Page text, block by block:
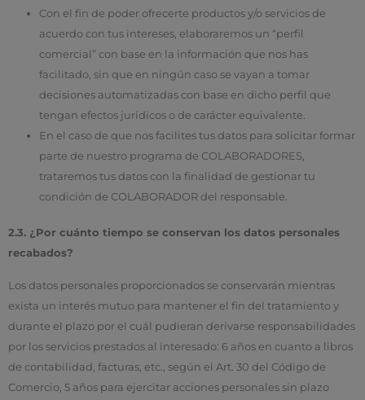
Con el fin de poder ofrecerte productos y/o servicios de
acuerdo con tus intereses, elaboraremos un “perfil
comercial” con base en la información que nos has
facilitado, sin que en ningún caso se vayan a tomar
decisiones automatizadas con base en dicho perfil que
tengan efectos jurídicos o de carácter equivalente.
En el caso de que nos facilites tus datos para solicitar formar
parte de nuestro programa de COLABORADORES,
trataremos tus datos con la finalidad de gestionar tu
condición de COLABORADOR del responsable.
2.3. ¿Por cuánto tiempo se conservan los datos personales
recabados?
Los datos personales proporcionados se conservarán mientras
exista un interés mutuo para mantener el fin del tratamiento y
durante el plazo por el cuál pudieran derivarse responsabilidades
por los servicios prestados al interesado: 6 años en cuanto a libros
de contabilidad, facturas, etc., según el Art. 30 del Código de
Comercio, 5 años para ejercitar acciones personales sin plazo